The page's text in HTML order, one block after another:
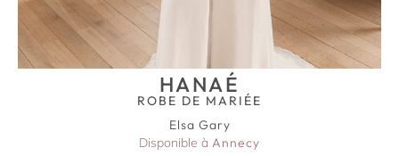
HANAÉ
ROBE DE MARIÉE
Elsa Gary
Disponible à Annecy